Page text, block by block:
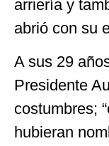
arriería y
abrió con su
A sus 29
Presidente
costumbres;
hubieran